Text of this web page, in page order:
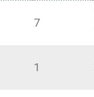
7
1